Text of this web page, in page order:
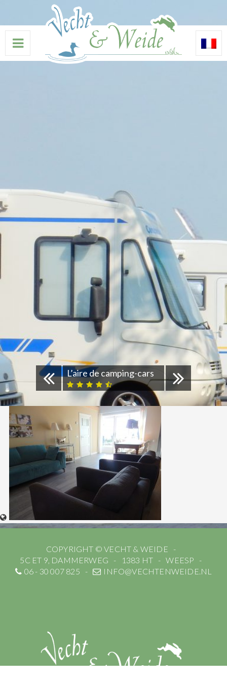
L’aire de camping-cars
COPYRIGHT © VECHT & WEIDE
5C ET 9, DAMMERWEG
1383 HT
WEESP
06 - 30 007 825
INFO@VECHTENWEIDE.NL